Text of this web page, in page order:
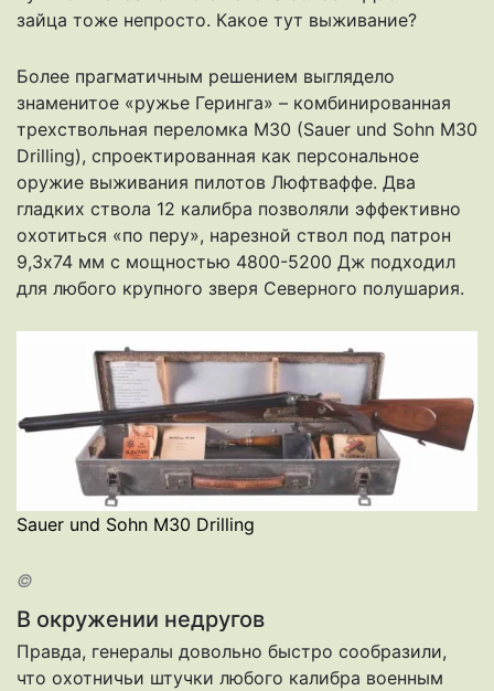
зайца тоже непросто. Какое тут выживание?
Более прагматичным решением выглядело
знаменитое «ружье Геринга» – комбинированная
трехствольная переломка М30 (Sauer und Sohn M30
Drilling), спроектированная как персональное
оружие выживания пилотов Люфтваффе. Два
гладких ствола 12 калибра позволяли эффективно
охотиться «по перу», нарезной ствол под патрон
9,3х74 мм с мощностью 4800-5200 Дж подходил
для любого крупного зверя Северного полушария.
Sauer und Sohn M30 Drilling
©
В окружении недругов
Правда, генералы довольно быстро сообразили,
что охотничьи штучки любого калибра военным